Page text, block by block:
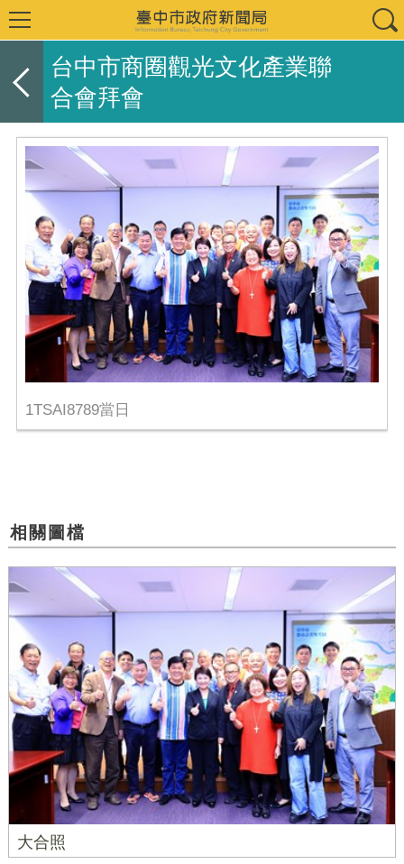
台中市商圈觀光文化產業聯
合會拜會
1TSAI8789當日
相關圖檔
大合照